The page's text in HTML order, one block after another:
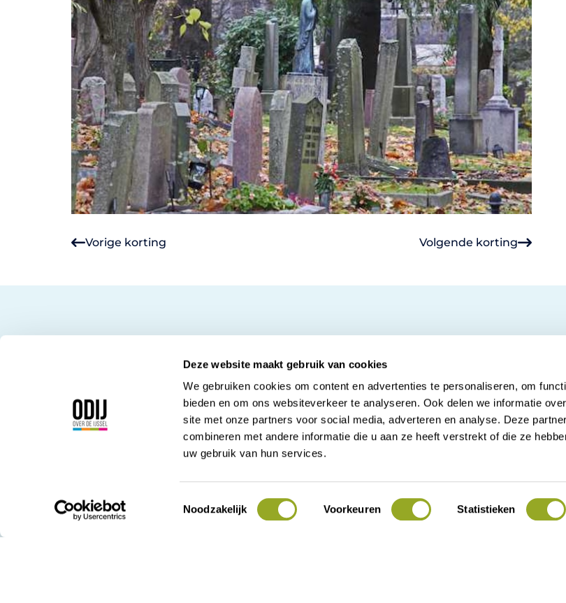
Deze website maakt gebruik van cookies
We gebruiken cookies om content en advertenties te personaliseren, om
bieden en om ons websiteverkeer te analyseren. Ook delen we informatie
site met onze partners voor social media, adverteren en analyse. Deze
combineren met andere informatie die u aan ze heeft verstrekt of die ze
uw gebruik van hun services.
Toestemmingsselectie
Noodzakelijk Voorkeuren Statistieken
Vorige korting Volgende korting
Korte Kamperstraat 16
8011 MP Zwolle
038 - 42 23 000
Contact
Actueel
Voor ondernemers